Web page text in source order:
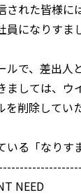
された皆様に
員になりすま
ルで、差出人
ましては、ウ
削除してい
いる「なりす
---------
NEED